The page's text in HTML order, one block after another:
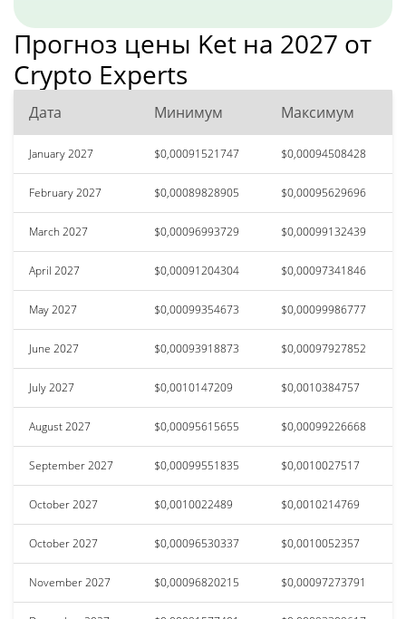
Прогноз цены Ket на 2027 от
Crypto Experts
Дата Минимум Максимум
January 2027 $0,00091521747 $0,00094508428
February 2027 $0,00089828905 $0,00095629696
March 2027 $0,00096993729 $0,00099132439
April 2027 $0,00091204304 $0,00097341846
May 2027 $0,00099354673 $0,00099986777
June 2027 $0,00093918873 $0,00097927852
July 2027 $0,0010147209 $0,0010384757
August 2027 $0,00095615655 $0,00099226668
September 2027 $0,00099551835 $0,0010027517
October 2027 $0,0010022489 $0,0010214769
October 2027 $0,00096530337 $0,0010052357
November 2027 $0,00096820215 $0,00097273791